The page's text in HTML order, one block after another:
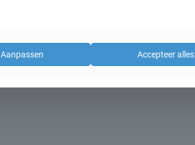
Aanpassen Accepteer alles